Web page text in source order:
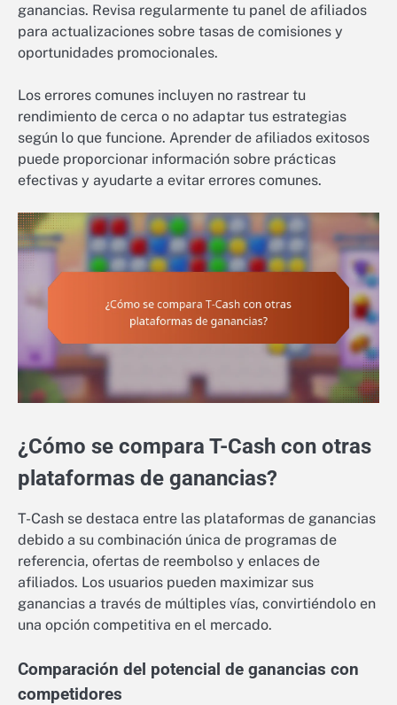
ganancias. Revisa regularmente tu panel de afiliados
para actualizaciones sobre tasas de comisiones y
oportunidades promocionales.
Los errores comunes incluyen no rastrear tu
rendimiento de cerca o no adaptar tus estrategias
según lo que funcione. Aprender de afiliados exitosos
puede proporcionar información sobre prácticas
efectivas y ayudarte a evitar errores comunes.
¿Cómo se compara T-Cash con otras
plataformas de ganancias?
T-Cash se destaca entre las plataformas de ganancias
debido a su combinación única de programas de
referencia, ofertas de reembolso y enlaces de
afiliados. Los usuarios pueden maximizar sus
ganancias a través de múltiples vías, convirtiéndolo en
una opción competitiva en el mercado.
Comparación del potencial de ganancias con
competidores